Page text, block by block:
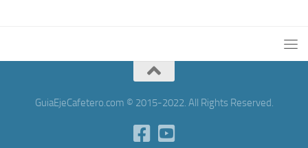
GuiaEjeCafetero.com © 2015-2022. All Rights Reserved.